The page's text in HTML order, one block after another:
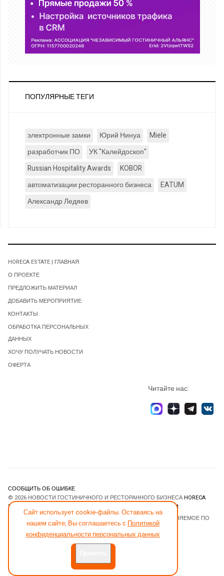
ПОПУЛЯРНЫЕ ТЕГИ
электронные замки Юрий Нинуа
Miele
разработчик ПО
УК "Калейдоскоп"
Russian Hospitality Awards
KOBOR
автоматизации ресторанного бизнеса
EATUM
Александр Ледяев
Сайт использует cookie-файлы. Оставаясь на
нашем сайте, Вы соглашаетесь с Политикой
конфиденциальности персональных данных
HORECA ESTATE | ГЛАВНАЯ
О ПРОЕКТЕ
ПРЕДЛОЖИТЬ МАТЕРИАЛ
ДОБАВИТЬ МЕРОПРИЯТИЕ
КОНТАКТЫ
ОБРАБОТКА ПЕРСОНАЛЬНЫХ
ДАННЫХ
ХОЧУ ПОЛУЧАТЬ НОВОСТИ
ОФЕРТА
Читайте нас:
СООБЩИТЬ ОБ ОШИБКЕ
© 2026 НОВОСТИ ГОСТИНИЧНОГО И РЕСТОРАННОГО БИЗНЕСА HORECA
ESTATE
JOOMLART.COM.
- ПРОГРАММНОЕ ОБЕСПЕЧЕНИЕ, РАСПРОСТРАНЯЕМОЕ ПО
ЛИЦЕНЗИИGNU GENERAL PUBLIC LICENSE.